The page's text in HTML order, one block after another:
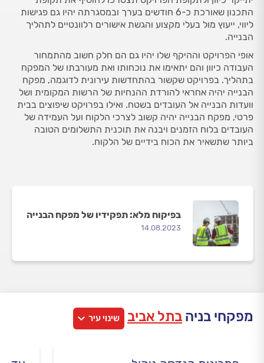
התכנון שאורכת כ-6 חודשים בערך ובמסגרתה יהיו גם פגישות
ליווי, ייעוץ מול בעלי מקצוע והגשת אישורים רלוונטיים לתהליך
הבנייה.
אופי הפרויקט וההיקף שלו יהיו גם הם חלק חשוב מהתמחור
העבודה כיוון והם יתאימו את נוכחותו ואת מעורבתו של המפקח
בתהליך. בפרויקט שקשור בהתחדשות עירונית לדוגמה, מפקח
הבנייה יהיה אחראי להורדת ההנחיות של הרשות המקומית ושל
וועדות הבנייה אל העובדים בשטח. ואילו בפרויקט שיפוצים בבית
פרטי, מפקח הבנייה יהיה קשוב לצרכי הלקוח ועל העמידה של
העובדים בלוח הזמנים ויבנה את תוכנית התשלומים הטובה
ביותר שתשאיר את הכוח בידיים של הלקוח.
בפיקוח מלא: תפקידיו של מפקח הבנייה
14.08.2023
מפקחי בניה בתל אביב שינוי עיר